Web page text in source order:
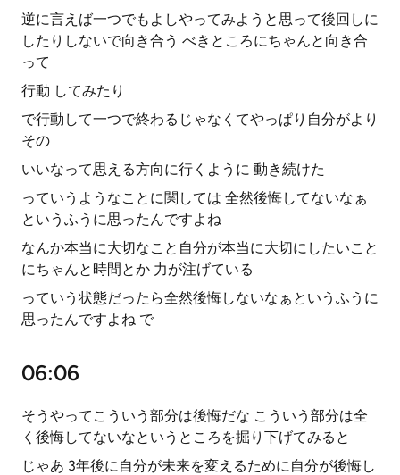
逆に言えば一つでもよしやってみようと思って後回しに
したりしないで向き合う べきところにちゃんと向き合
って
行動 してみたり
で行動して一つで終わるじゃなくてやっぱり自分がより
その
いいなって思える方向に行くように 動き続けた
っていうようなことに関しては 全然後悔してないなぁ
というふうに思ったんですよね
なんか本当に大切なこと自分が本当に大切にしたいこと
にちゃんと時間とか 力が注げている
っていう状態だったら全然後悔しないなぁというふうに
思ったんですよね で
06:06
そうやってこういう部分は後悔だな こういう部分は全
く後悔してないなというところを掘り下げてみると
じゃあ 3年後に自分が未来を変えるために自分が後悔し